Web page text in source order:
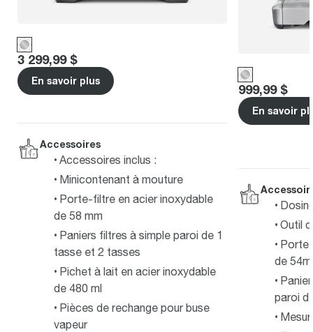
Price:
3 299,99 $
En savoir plus
Accessoires
Accessoires inclus :
Minicontenant à mouture
Porte-filtre en acier inoxydable
de 58 mm
Paniers filtres à simple paroi de 1
tasse et 2 tasses
Pichet à lait en acier inoxydable
de 480 ml
Pièces de rechange pour buse
vapeur
Price
999,99 $
En savoir
Outil
de
paroi